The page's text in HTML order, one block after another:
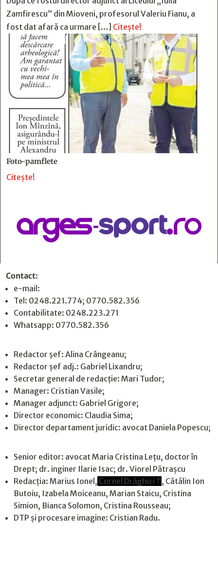
Zamfirescu” din Mioveni, profesorul Valeriu Fianu, a
fost dat afară ca urmare […] Citește!
Foto-pamflete
Citește!
Contact:
e-mail:
Tel: 0248.221.774; 0770.582.356
Contabilitate: 0248.223.271
Whatsapp: 0770.582.356
Redactor șef: Alina Crângeanu;
Redactor șef adj.: Gabriel Lixandru;
Secretar general de redacție: Mari Tudor;
Manager: Cristian Vasile;
Manager adjunct: Gabriel Grigore;
Director economic: Claudia Sima;
Director departament juridic: avocat Daniela Popescu;
Senior editor: avocat Maria Cristina Leţu, doctor în
Drept; dr. inginer Ilarie Isac; dr. Viorel Pătrașcu
Redacţia: Marius Ionel, Cornel Drăghici † , Cătălin Ion
Butoiu, Izabela Moiceanu, Marian Staicu, Cristina
Simion, Bianca Solomon, Cristina Rousseau;
DTP și procesare imagine: Cristian Radu.